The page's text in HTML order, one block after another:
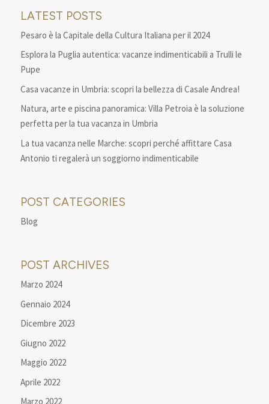
LATEST POSTS
Pesaro è la Capitale della Cultura Italiana per il 2024
Esplora la Puglia autentica: vacanze indimenticabili a Trulli le
Pupe
Casa vacanze in Umbria: scopri la bellezza di Casale Andrea!
Natura, arte e piscina panoramica: Villa Petroia è la soluzione
perfetta per la tua vacanza in Umbria
La tua vacanza nelle Marche: scopri perché affittare Casa
Antonio ti regalerà un soggiorno indimenticabile
POST CATEGORIES
Blog
POST ARCHIVES
Marzo 2024
Gennaio 2024
Dicembre 2023
Giugno 2022
Maggio 2022
Aprile 2022
Marzo 2022